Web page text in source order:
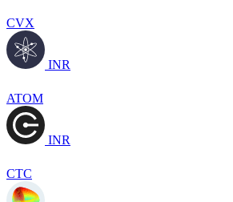
CVX
INR
ATOM
INR
CTC